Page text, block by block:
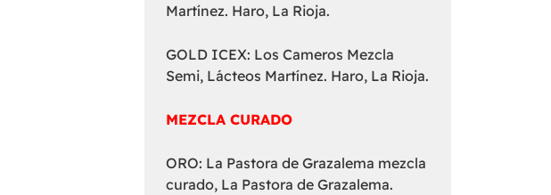
Martínez. Haro, La Rioja.
GOLD ICEX: Los Cameros Mezcla
Semi, Lácteos Martínez. Haro, La Rioja.
MEZCLA CURADO
ORO: La Pastora de Grazalema mezcla
curado, La Pastora de Grazalema.